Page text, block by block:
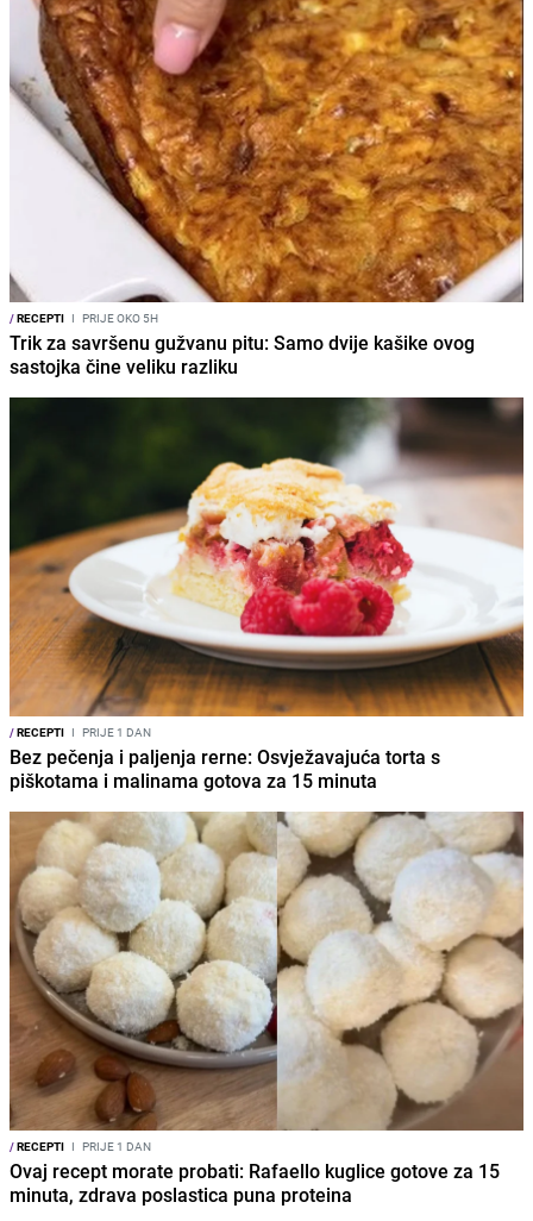
/RECEPTI I PRIJE OKO 5H
Trik za savršenu gužvanu pitu: Samo dvije kašike ovog
sastojka čine veliku razliku
/RECEPTI I PRIJE 1 DAN
Bez pečenja i paljenja rerne: Osvježavajuća torta s
piškotama i malinama gotova za 15 minuta
/RECEPTI I PRIJE 1 DAN
Ovaj recept morate probati: Rafaello kuglice gotove za 15
minuta, zdrava poslastica puna proteina